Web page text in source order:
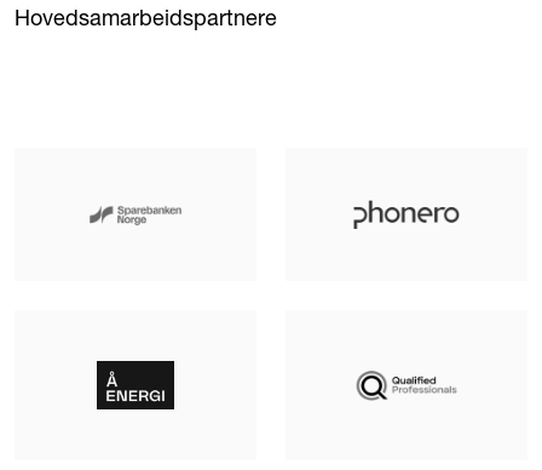
Hovedsamarbeidspartnere